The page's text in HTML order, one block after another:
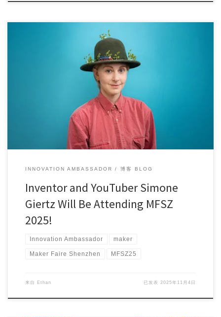
Intro: From the wake-up machine to the iconic Truc […]
INNOVATION AMBASSADOR 博客 BLOG
Inventor and YouTuber Simone
Giertz Will Be Attending MFSZ
2025!
Innovation Ambassador maker
Maker Faire Shenzhen MFSZ25
来自 Ethan 已发表2025年11月4日